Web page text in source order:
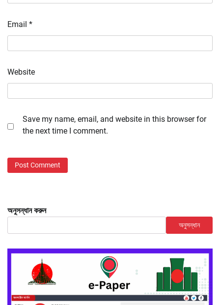
Email *
Website
Save my name, email, and website in this browser for
the next time I comment.
অনুসন্ধান করুন
অনুসন্ধান